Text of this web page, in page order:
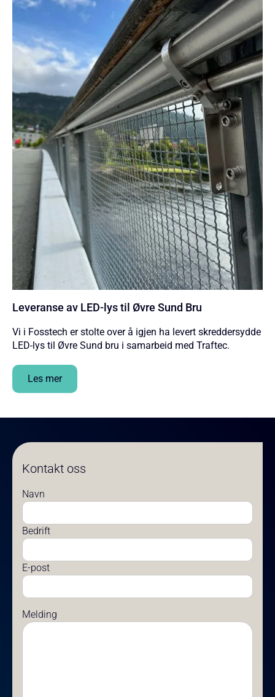
Leveranse av LED-lys til Øvre Sund Bru
Vi i Fosstech er stolte over å igjen ha levert skreddersydde
LED-lys til Øvre Sund bru i samarbeid med Traftec.
Les mer
Kontakt oss
Navn
Bedrift
E-post
Melding